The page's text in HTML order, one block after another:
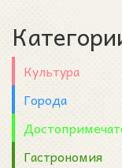
Культура
Города
Гастрономия